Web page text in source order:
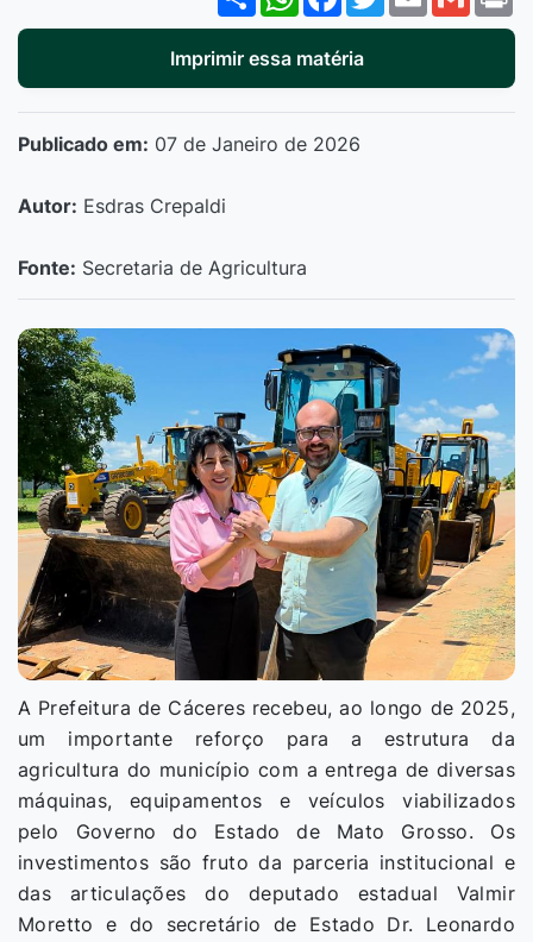
Imprimir essa matéria
Publicado em: 07 de Janeiro de 2026
Autor: Esdras Crepaldi
Fonte: Secretaria de Agricultura
A Prefeitura de Cáceres recebeu, ao longo de 2025,
um importante reforço para a estrutura da
agricultura do município com a entrega de diversas
máquinas, equipamentos e veículos viabilizados
pelo Governo do Estado de Mato Grosso. Os
investimentos são fruto da parceria institucional e
das articulações do deputado estadual Valmir
Moretto e do secretário de Estado Dr. Leonardo